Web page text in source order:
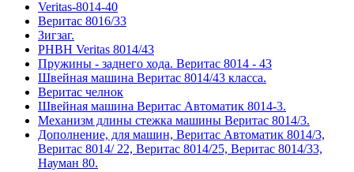
Veritas-8014-40
Веритас 8016/33
Зигзаг.
РНВН Veritas 8014/43
Пружины - заднего хода. Веритас 8014 - 43
Швейная машина Веритас 8014/43 класса.
Веритас челнок
Швейная машина Веритас Автоматик 8014-3.
Механизм длины стежка машины Веритас 8014/3.
Дополнение, для машин, Веритас Автоматик 8014/3,
Веритас 8014/ 22, Веритас 8014/25, Веритас 8014/33,
Науман 80.